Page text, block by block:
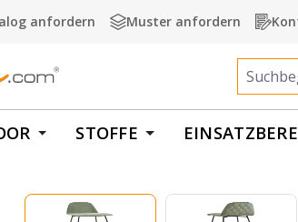
anfordern Muster anfordern
STOFFE